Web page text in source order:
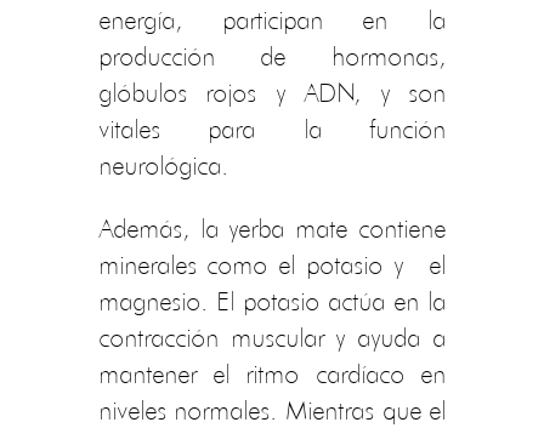
energía, participan en la
producción de hormonas,
glóbulos rojos y ADN, y son
vitales para la función
neurológica.
Además, la yerba mate contiene
minerales como el potasio y el
magnesio. El potasio actúa en la
contracción muscular y ayuda a
mantener el ritmo cardíaco en
niveles normales. Mientras que el